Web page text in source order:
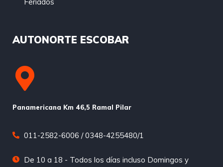
AUTONORTE ESCOBAR
Panamericana Km 46,5 Ramal Pilar
011-2582-6006 / 0348-4255480/1
De 10 a 18 - Todos los días incluso Domingos y